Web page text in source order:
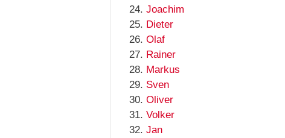
Joachim
Dieter
Olaf
Rainer
Markus
Sven
Oliver
Volker
Jan